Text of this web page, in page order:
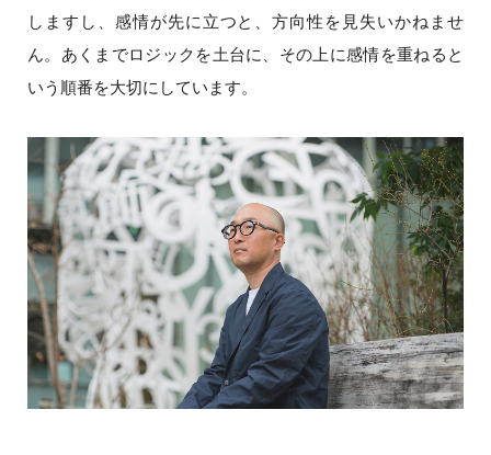
しますし、感情が先に立つと、方向性を見失いかねませ
ん。あくまでロジックを土台に、その上に感情を重ねると
いう順番を大切にしています。